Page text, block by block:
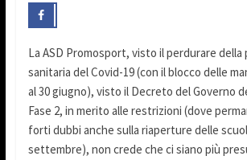
La ASD Promosport, visto il perdurare della
sanitaria del Covid-19 (con il blocco delle
al 30 giugno), visto il Decreto del Governo
Fase 2, in merito alle restrizioni (dove
forti dubbi anche sulla riaperture delle
settembre), non crede che ci siano più